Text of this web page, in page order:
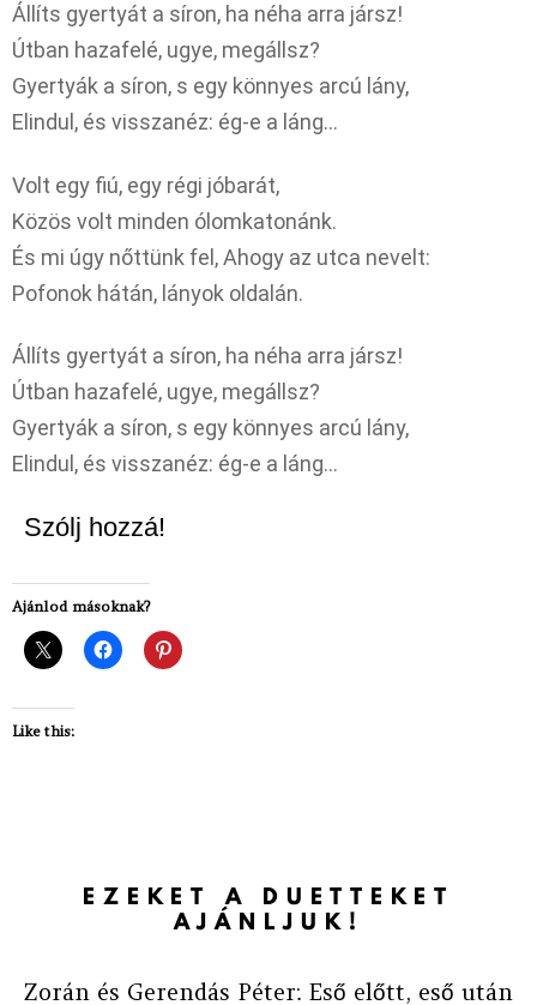
Állíts gyertyát a síron, ha néha arra jársz!
Útban hazafelé, ugye, megállsz?
Gyertyák a síron, s egy könnyes arcú lány,
Elindul, és visszanéz: ég-e a láng…
Volt egy fiú, egy régi jóbarát,
Közös volt minden ólomkatonánk.
És mi úgy nőttünk fel, Ahogy az utca nevelt:
Pofonok hátán, lányok oldalán.
Állíts gyertyát a síron, ha néha arra jársz!
Útban hazafelé, ugye, megállsz?
Gyertyák a síron, s egy könnyes arcú lány,
Elindul, és visszanéz: ég-e a láng…
Szólj hozzá!
Ajánlod másoknak?
Like this:
EZEKET A DUETTEKET
AJÁNLJUK!
Zorán és Gerendás Péter: Eső előtt, eső után